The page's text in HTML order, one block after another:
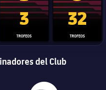
Liga de Campeones
Trofeo del Mundial de
3
TROFEOS
Copa del
32
TROFEOS
del Club